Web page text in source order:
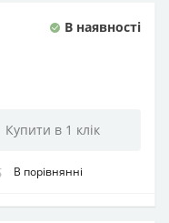
В наявності
В порівнянні